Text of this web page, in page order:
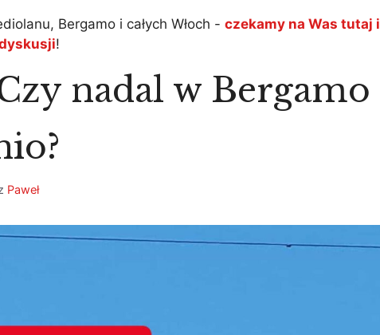
Bergamo i całych Włoch - czekamy na Was tutaj i
!
nadal w Bergamo
Paweł